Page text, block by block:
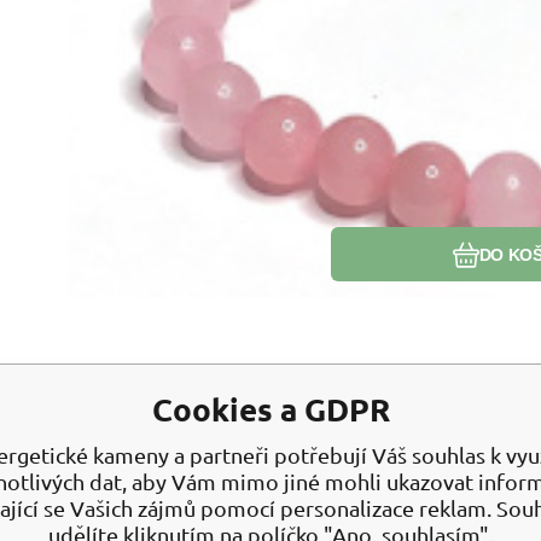
DO
Cookies a GDPR
kameny a partneři potřebují Váš souhlas k
dat, aby Vám mimo jiné mohli ukazovat
se Vašich zájmů pomocí personalizace reklam.
udělíte kliknutím na políčko "Ano, souhlasím".